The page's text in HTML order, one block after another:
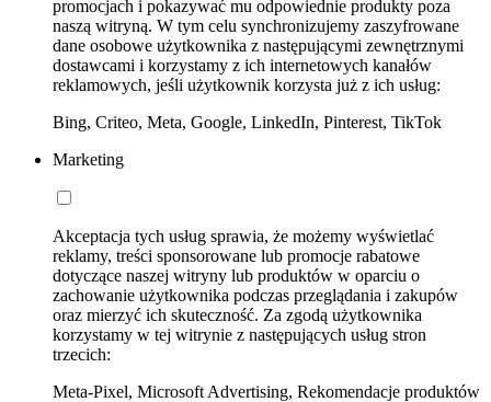
promocjach i pokazywać mu odpowiednie produkty poza
naszą witryną. W tym celu synchronizujemy zaszyfrowane
dane osobowe użytkownika z następującymi zewnętrznymi
dostawcami i korzystamy z ich internetowych kanałów
reklamowych, jeśli użytkownik korzysta już z ich usług:
Bing, Criteo, Meta, Google, LinkedIn, Pinterest, TikTok
Marketing
Akceptacja tych usług sprawia, że możemy wyświetlać
reklamy, treści sponsorowane lub promocje rabatowe
dotyczące naszej witryny lub produktów w oparciu o
zachowanie użytkownika podczas przeglądania i zakupów
oraz mierzyć ich skuteczność. Za zgodą użytkownika
korzystamy w tej witrynie z następujących usług stron
trzecich:
Meta-Pixel, Microsoft Advertising, Rekomendacje produktów